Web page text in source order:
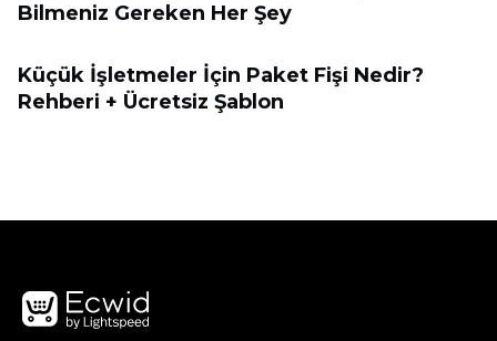
Bilmeniz Gereken Her Şey
Küçük İşletmeler İçin Paket Fişi Nedir?
Rehberi + Ücretsiz Şablon